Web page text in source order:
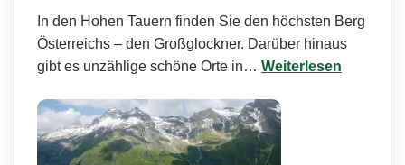
In den Hohen Tauern finden Sie den höchsten Berg
Österreichs – den Großglockner. Darüber hinaus
gibt es unzählige schöne Orte in… Weiterlesen